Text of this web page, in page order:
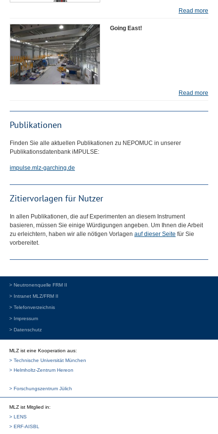
Read more
Going East!
Read more
Publikationen
Finden Sie alle aktuellen Publikationen zu NEPOMUC in unserer
Publikationsdatenbank iMPULSE:
impulse.mlz-garching.de
Zitiervorlagen für Nutzer
In allen Publikationen, die auf Experimenten an diesem Instrument
basieren, müssen Sie einige Würdigungen angeben. Um Ihnen die Arbeit
zu erleichtern, haben wir alle nötigen Vorlagen auf dieser Seite für Sie
vorbereitet.
> Neutronenquelle FRM II
> Intranet MLZ/FRM II
> Telefonverzeichnis
> Impressum
> Datenschutz
MLZ ist eine Kooperation aus:
> Technische Universität München
> Helmholtz-Zentrum Hereon
> Forschungszentrum Jülich
MLZ ist Mitglied in:
> LENS
> ERF-AISBL